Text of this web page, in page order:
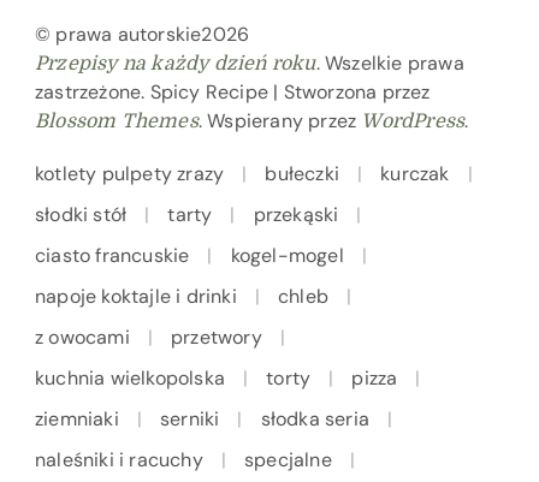
© prawa autorskie2026
Przepisy na każdy dzień roku. Wszelkie prawa
zastrzeżone. Spicy Recipe | Stworzona przez
Blossom Themes. Wspierany przez WordPress.
kotlety pulpety zrazy bułeczki
kurczak
słodki stół
tarty
przekąski
ciasto francuskie
kogel-mogel
napoje koktajle i drinki
chleb
z owocami
przetwory
kuchnia wielkopolska
torty
pizza
ziemniaki
serniki
słodka seria
naleśniki i racuchy
specjalne